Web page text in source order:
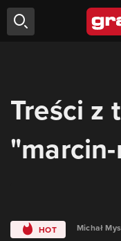
Treści z
HOT Michał